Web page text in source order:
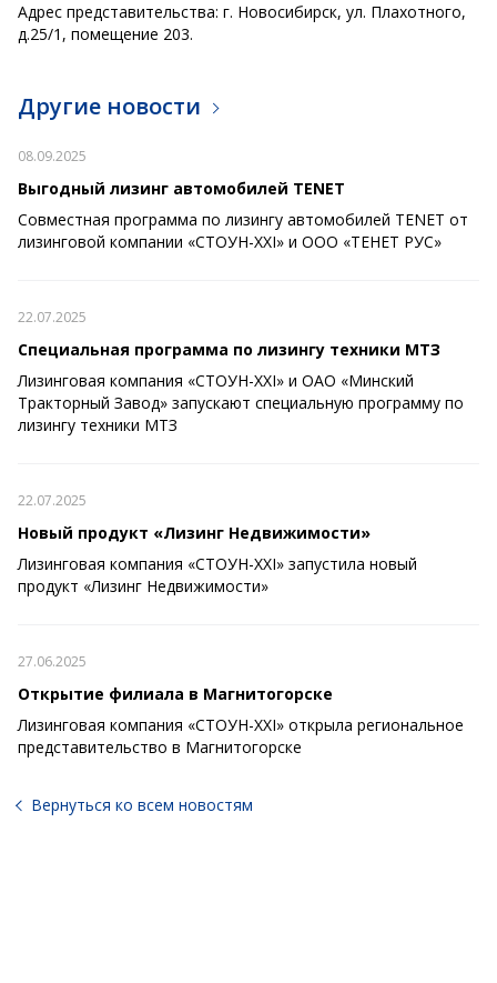
Адрес представительства: г. Новосибирск, ул. Плахотного,
д.25/1, помещение 203.
Другие новости
08.09.2025
Выгодный лизинг автомобилей TENET
Совместная программа по лизингу автомобилей TENET от
лизинговой компании «СТОУН-XXI» и ООО «ТЕНЕТ РУС»
22.07.2025
Специальная программа по лизингу техники МТЗ
Лизинговая компания «СТОУН-XXI» и ОАО «Минский
Тракторный Завод» запускают специальную программу по
лизингу техники МТЗ
22.07.2025
Новый продукт «Лизинг Недвижимости»
Лизинговая компания «СТОУН-XXI» запустила новый
продукт «Лизинг Недвижимости»
27.06.2025
Открытие филиала в Магнитогорске
Лизинговая компания «СТОУН-XXI» открыла региональное
представительство в Магнитогорске
Вернуться ко всем новостям